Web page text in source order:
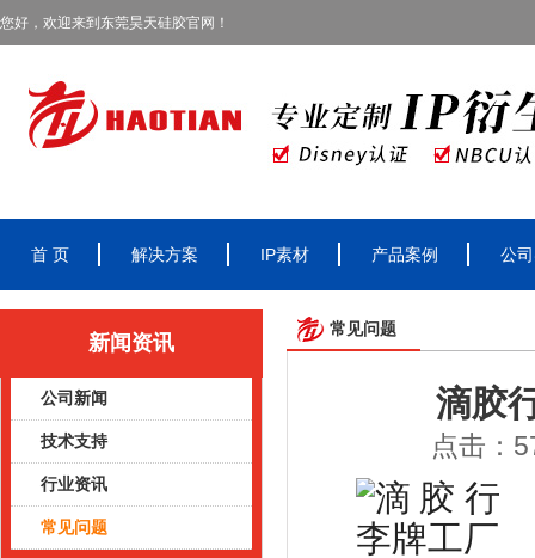
您好，欢迎来到东莞昊天硅胶官网！
首 页 解决方案 IP素材 产品案例 公
新闻资讯
公司新闻
技术支持
行业资讯
常见问题
常见问题
滴胶
点击：